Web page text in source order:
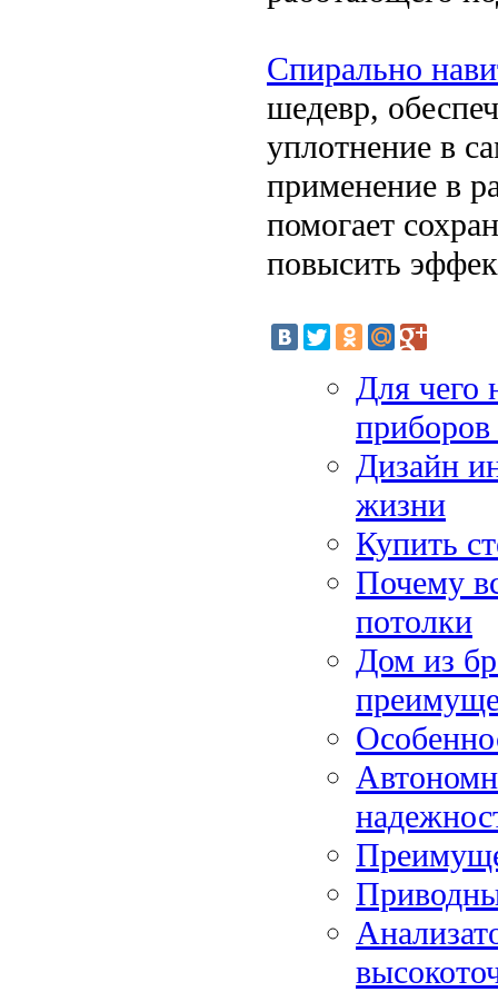
Спирально
шедевр,
уплотнение в
применение в
помогает
повысить
Для чего
приборов
Дизайн
жизни
Купить
Почему
потолки
Дом из